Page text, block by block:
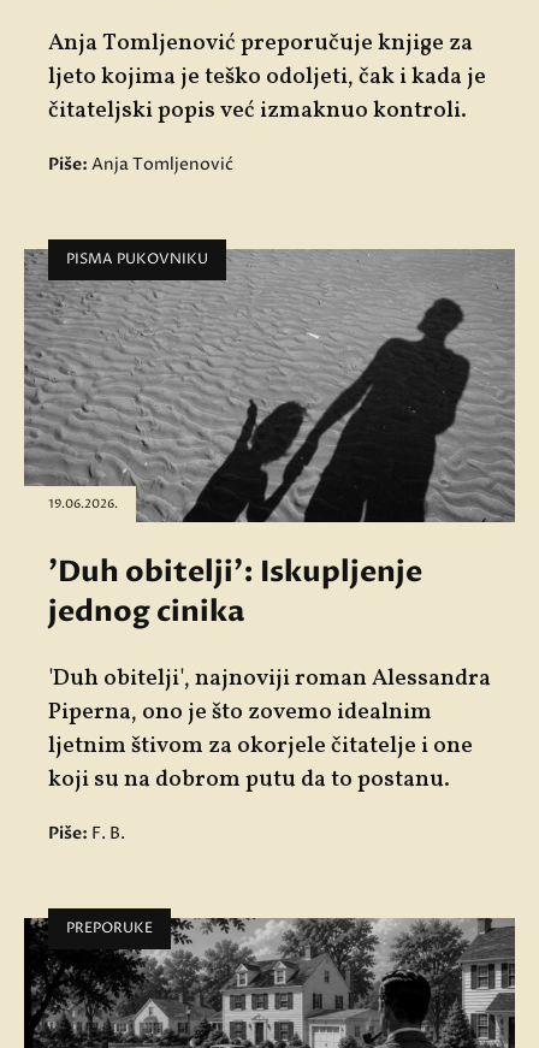
Anja Tomljenović preporučuje knjige za
ljeto kojima je teško odoljeti, čak i kada je
čitateljski popis već izmaknuo kontroli.
Piše: Anja Tomljenović
PISMA PUKOVNIKU
19.06.2026.
'Duh obitelji': Iskupljenje
jednog cinika
'Duh obitelji', najnoviji roman Alessandra
Piperna, ono je što zovemo idealnim
ljetnim štivom za okorjele čitatelje i one
koji su na dobrom putu da to postanu.
Piše: F. B.
PREPORUKE